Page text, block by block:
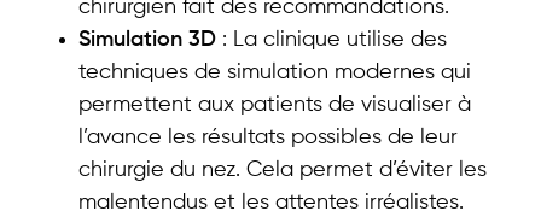
chirurgien fait des recommandations.
Simulation 3D : La clinique utilise des
techniques de simulation modernes qui
permettent aux patients de visualiser à
l’avance les résultats possibles de leur
chirurgie du nez. Cela permet d’éviter les
malentendus et les attentes irréalistes.